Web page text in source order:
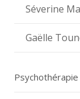
Séverine
Gaëlle